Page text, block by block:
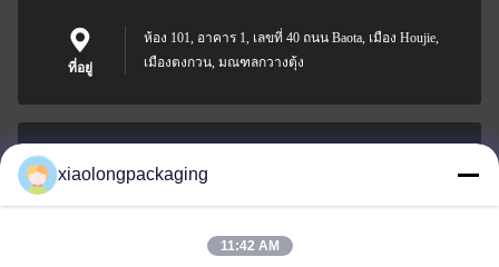
ที่อยู่
ห้อง 101, อาคาร 1, เลขที่ 40 ถนน Baota, เมือง Houjie,
เมืองตงกวน, มณฑลกวางตุ้ง
Tina@xiaolongpackaging.com
xiaolongpackaging
11:42 AM